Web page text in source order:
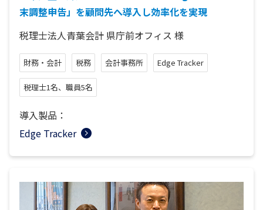
末調整申告」を顧問先へ導入し効率化を実現
税理士法人青葉会計 県庁前オフィス 様
財務・会計 税務 会計事務所 Edge Tracker
税理士1名、職員5名
導入製品：
Edge Tracker